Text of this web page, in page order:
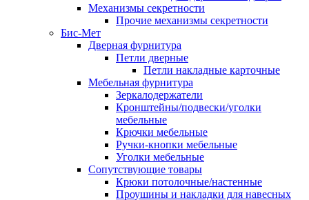
Механизмы секретности
Прочие механизмы секретности
Бис-Мет
Дверная фурнитура
Петли дверные
Петли накладные карточные
Мебельная фурнитура
Зеркалодержатели
Кронштейны/подвески/уголки
мебельные
Крючки мебельные
Ручки-кнопки мебельные
Уголки мебельные
Сопутствующие товары
Крюки потолочные/настенные
Проушины и накладки для навесных